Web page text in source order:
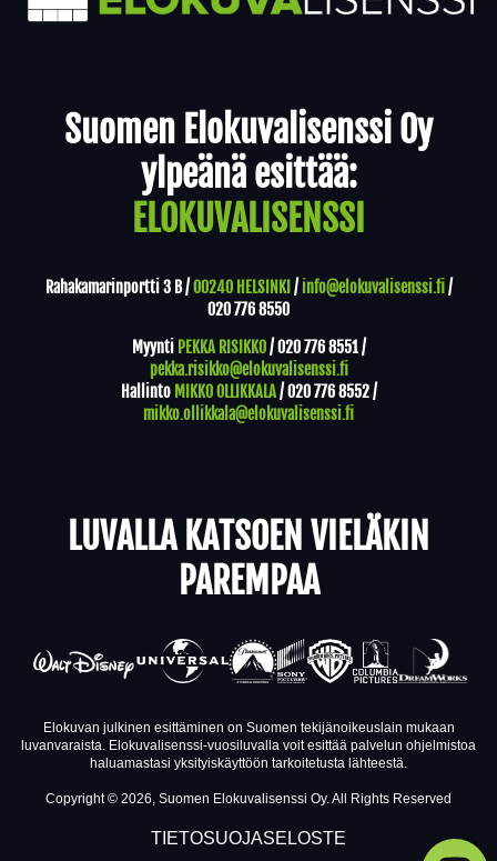
Suomen Elokuvalisenssi Oy
ylpeänä esittää:
ELOKUVALISENSSI
Rahakamarinportti 3 B /00240 HELSINKI / info@elokuvalisenssi.fi/
020 776 8550
Myynti PEKKA RISIKKO/020 776 8551/
pekka.risikko@elokuvalisenssi.fi
Hallinto MIKKO OLLIKKALA/020 776 8552/
mikko.ollikkala@elokuvalisenssi.fi
LUVALLA KATSOEN VIELÄKIN
PAREMPAA
Elokuvan julkinen esittäminen on Suomen tekijänoikeuslain mukaan
luvanvaraista. Elokuvalisenssi-vuosiluvalla voit esittää palvelun ohjelmistoa
haluamastasi yksityiskäyttöön tarkoitetusta lähteestä.
Copyright © 2026, Suomen Elokuvalisenssi Oy. All Rights Reserved
TIETOSUOJASELOSTE